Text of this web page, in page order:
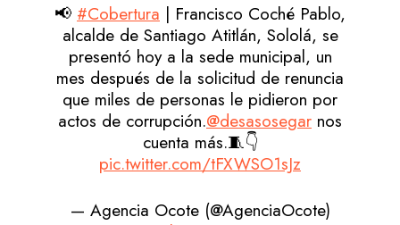
📢 #Cobertura | Francisco Coché Pablo,
alcalde de Santiago Atitlán, Sololá, se
presentó hoy a la sede municipal, un
mes después de la solicitud de renuncia
que miles de personas le pidieron por
actos de corrupción.@desasosegar nos
cuenta más.🧵👇
pic.twitter.com/tFXWSO1sJz
— Agencia Ocote (@AgenciaOcote)